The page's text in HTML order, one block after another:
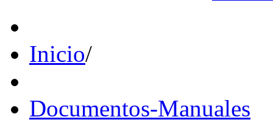
Inicio/
Documentos-Manuales